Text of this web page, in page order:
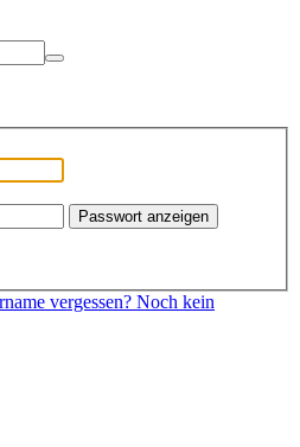
Passwort anzeigen
vergessen? Noch kein